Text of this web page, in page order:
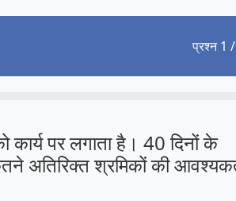
प्रश्न 1
पर लगाता है। 40 दिनों के
अतिरिक्त श्रमिकों की